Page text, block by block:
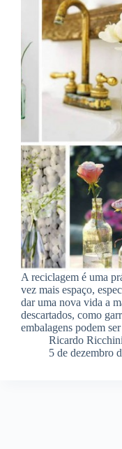
A reciclagem é uma
vez mais espaço,
dar uma nova vida a
descartados, como
embalagens podem
Ricardo Ricchini
5 de dezembro